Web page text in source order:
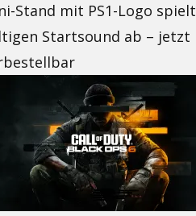
Stand mit PS1-Logo spielt
Startsound ab – jetzt